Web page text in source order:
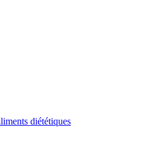
diététiques